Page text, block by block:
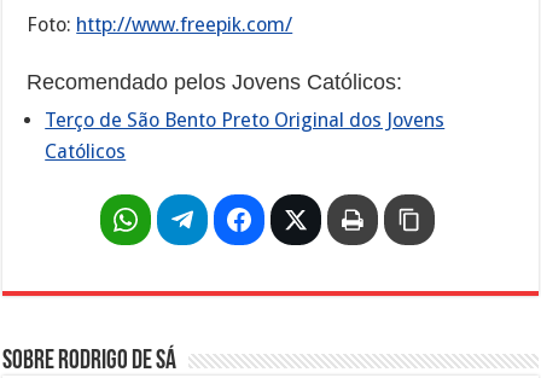
Foto: http://www.freepik.com/
Recomendado pelos Jovens Católicos:
Terço de São Bento Preto Original dos Jovens
Católicos
Sobre Rodrigo de Sá